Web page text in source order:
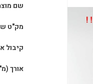
שם
מק"ט
קיבול
אורך